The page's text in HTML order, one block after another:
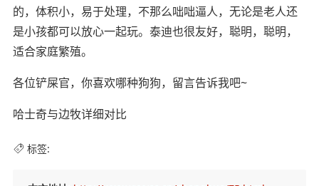
的，体积小，易于处理，不那么咄咄逼人，无论是老人还
是小孩都可以放心一起玩。泰迪也很友好，聪明，聪明，
适合家庭繁殖。
各位铲屎官，你喜欢哪种狗狗，留言告诉我吧~
哈士奇与边牧详细对比
标签: